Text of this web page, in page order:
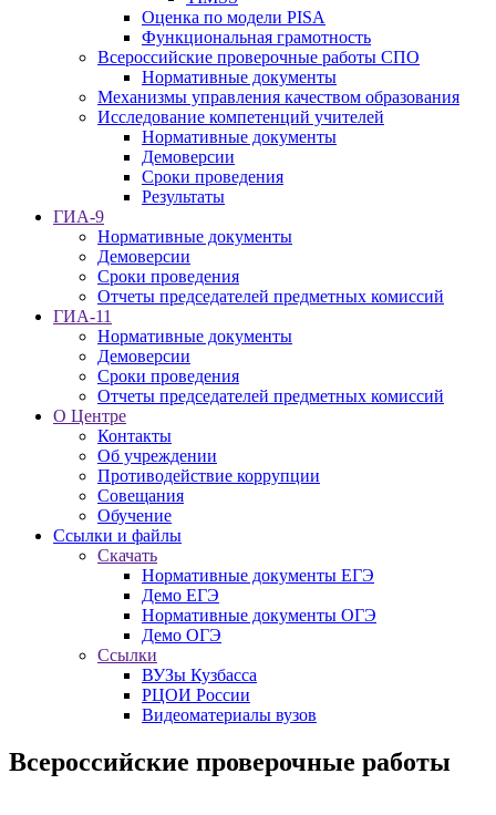
Оценка по модели PISA
Функциональная грамотность
Всероссийские проверочные работы СПО
Нормативные документы
Механизмы управления качеством образования
Исследование компетенций учителей
Нормативные документы
Демоверсии
Сроки проведения
Результаты
ГИА-9
Нормативные документы
Демоверсии
Сроки проведения
Отчеты председателей предметных комиссий
ГИА-11
Нормативные документы
Демоверсии
Сроки проведения
Отчеты председателей предметных комиссий
О Центре
Контакты
Об учреждении
Противодействие коррупции
Совещания
Обучение
Ссылки и файлы
Скачать
Нормативные документы ЕГЭ
Демо ЕГЭ
Нормативные документы ОГЭ
Демо ОГЭ
Ссылки
ВУЗы Кузбасса
РЦОИ России
Видеоматериалы вузов
Всероссийские проверочные работы